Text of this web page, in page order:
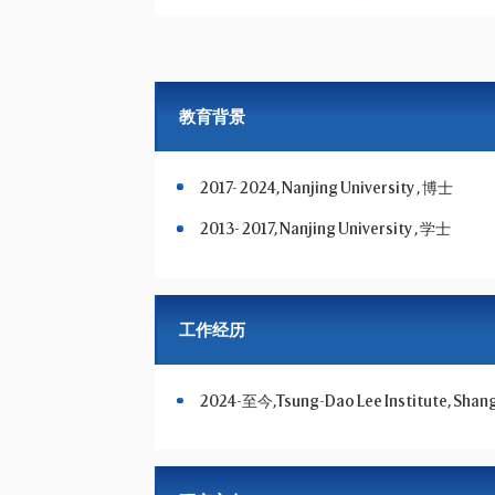
教育背景
2017- 2024, Nanjing University , 博士
2013- 2017, Nanjing University , 学士
工作经历
2024-至今,Tsung-Dao Lee Institute,